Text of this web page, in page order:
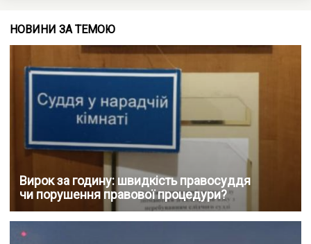
НОВИНИ ЗА ТЕМОЮ
Вирок за годину: швидкість правосуддя
чи порушення правової процедури?